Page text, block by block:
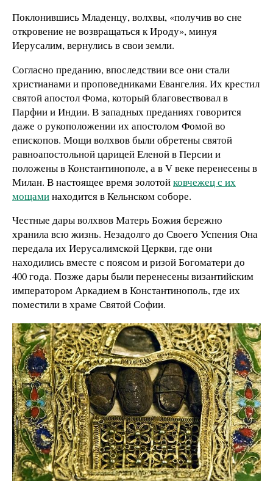
Поклонившись Младенцу, волхвы, «получив во сне
откровение не возвращаться к Ироду», минуя
Иерусалим, вернулись в свои земли.
Согласно преданию, впоследствии все они стали
христианами и проповедниками Евангелия. Их крестил
святой апостол Фома, который благовествовал в
Парфии и Индии. В западных преданиях говорится
даже о рукоположении их апостолом Фомой во
епископов. Мощи волхвов были обретены святой
равноапостольной царицей Еленой в Персии и
положены в Константинополе, а в V веке перенесены в
Милан. В настоящее время золотойковчежец с их
мощаминаходится в Кельнском соборе.
Честные дары волхвов Матерь Божия бережно
хранила всю жизнь. Незадолго до Своего Успения Она
передала их Иерусалимской Церкви, где они
находились вместе с поясом и ризой Богоматери до
400 года. Позже дары были перенесены византийским
императором Аркадием в Константинополь, где их
поместили в храме Святой Софии.